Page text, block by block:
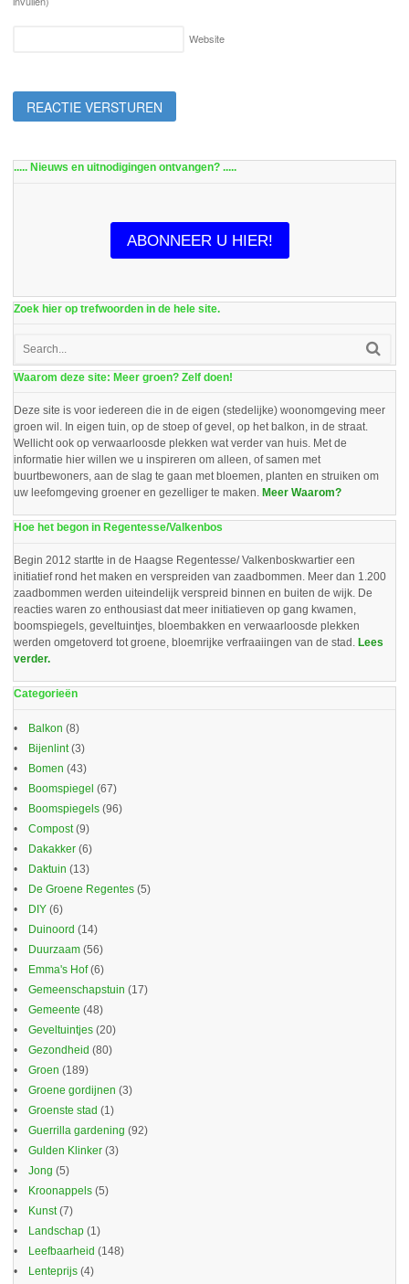
Website
..... Nieuws en uitnodigingen ontvangen? .....
ABONNEER U HIER!
Zoek hier op trefwoorden in de hele site.
Waarom deze site: Meer groen? Zelf doen!
Deze site is voor iedereen die in de eigen (stedelijke) woonomgeving meer
groen wil. In eigen tuin, op de stoep of gevel, op het balkon, in de straat.
Wellicht ook op verwaarloosde plekken wat verder van huis. Met de
informatie hier willen we u inspireren om alleen, of samen met
buurtbewoners, aan de slag te gaan met bloemen, planten en struiken om
uw leefomgeving groener en gezelliger te maken. Meer Waarom?
Hoe het begon in Regentesse/Valkenbos
Begin 2012 startte in de Haagse Regentesse/ Valkenboskwartier een
initiatief rond het maken en verspreiden van zaadbommen. Meer dan 1.200
zaadbommen werden uiteindelijk verspreid binnen en buiten de wijk. De
reacties waren zo enthousiast dat meer initiatieven op gang kwamen,
boomspiegels, geveltuintjes, bloembakken en verwaarloosde plekken
werden omgetoverd tot groene, bloemrijke verfraaiingen van de stad. Lees
verder.
Categorieën
Balkon (8)
Bijenlint(3)
Bomen (43)
Boomspiegel (67)
Boomspiegels (96)
Compost(9)
Dakakker (6)
Daktuin (13)
De Groene Regentes (5)
DIY (6)
Duinoord (14)
Duurzaam (56)
Emma's Hof(6)
Gemeenschapstuin (17)
Gemeente (48)
Geveltuintjes (20)
Gezondheid (80)
Groen (189)
Groene gordijnen (3)
Groenste stad (1)
Guerrilla gardening (92)
Gulden Klinker (3)
Jong (5)
Kroonappels (5)
Kunst(7)
Landschap (1)
Leefbaarheid (148)
Lenteprijs (4)